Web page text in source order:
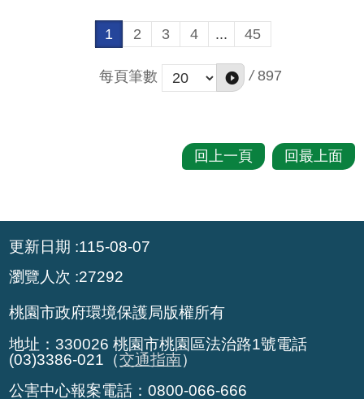
1 2 3 4 ... 45
每頁筆數 / 897
回上一頁 回最上面
更新日期 115-08-07
瀏覽人次 27292
桃園市政府環境保護局版權所有
地址：330026 桃園市桃園區法治路1號電話
(03)3386-021（交通指南）
公害中心報案電話：0800-066-666